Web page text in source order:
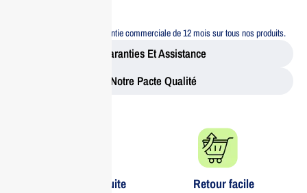
Bénéficiez d’une garantie commerciale de 12 mois sur tous nos produits.
Garanties Et Assistance
Notre Pacte Qualité
Livraison gratuite​ Retour facile​